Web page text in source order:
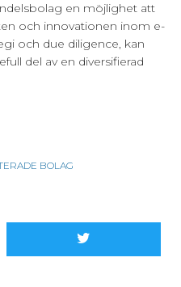
en möjlighet att
och innovationen inom e-
och due diligence, kan
del av en diversifierad
BOLAG